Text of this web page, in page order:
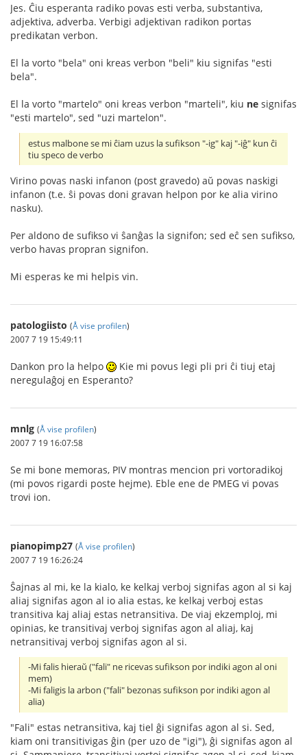
Jes. Ĉiu esperanta radiko povas esti verba, substantiva,
adjektiva, adverba. Verbigi adjektivan radikon portas
predikatan verbon.
El la vorto "bela" oni kreas verbon "beli" kiu signifas "esti
bela".
El la vorto "martelo" oni kreas verbon "marteli", kiu ne signifas
"esti martelo", sed "uzi martelon".
estus malbone se mi ĉiam uzus la sufikson "-ig" kaj "-iĝ" kun ĉi
tiu speco de verbo
Virino povas naski infanon (post gravedo) aŭ povas naskigi
infanon (t.e. ŝi povas doni gravan helpon por ke alia virino
nasku).
Per aldono de sufikso vi ŝanĝas la signifon; sed eĉ sen sufikso,
verbo havas propran signifon.
Mi esperas ke mi helpis vin.
patologiisto (Å vise profilen)
2007 7 19 15:49:11
Dankon pro la helpo
Kie mi povus legi pli pri ĉi tiuj etaj
neregulaĝoj en Esperanto?
mnlg (Å vise profilen)
2007 7 19 16:07:58
Se mi bone memoras, PIV montras mencion pri vortoradikoj
(mi povos rigardi poste hejme). Eble ene de PMEG vi povas
trovi ion.
pianopimp27 (Å vise profilen)
2007 7 19 16:26:24
Ŝajnas al mi, ke la kialo, ke kelkaj verboj signifas agon al si kaj
aliaj signifas agon al io alia estas, ke kelkaj verboj estas
transitiva kaj aliaj estas netransitiva. De viaj ekzemploj, mi
opinias, ke transitivaj verboj signifas agon al aliaj, kaj
netransitivaj verboj signifas agon al si.
-Mi falis hieraŭ ("fali" ne ricevas sufikson por indiki agon al oni
mem)
-Mi faligis la arbon ("fali" bezonas sufikson por indiki agon al
alia)
"Fali" estas netransitiva, kaj tiel ĝi signifas agon al si. Sed,
kiam oni transitivigas ĝin (per uzo de "igi"), ĝi signifas agon al